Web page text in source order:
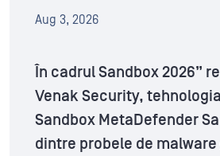
Aug 3, 2026
În cadrul Sandbox 2026”
Venak Security,
Sandbox MetaDefender
dintre probele de